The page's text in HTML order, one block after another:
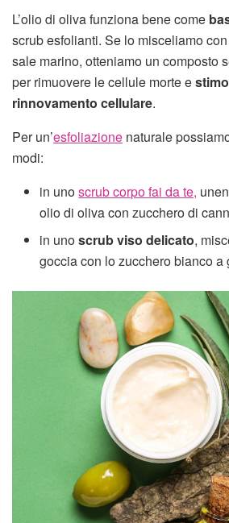
L’olio di oliva funziona bene come
scrub esfolianti. Se lo misceliamo
sale marino, otteniamo un composto
per rimuovere le cellule morte e
rinnovamento cellulare.
Per un’esfoliazione naturale
modi:
in unoscrub corpo fai da te,
olio di oliva con zucchero di
in unoscrub viso delicato,
goccia con lo zucchero bianco a